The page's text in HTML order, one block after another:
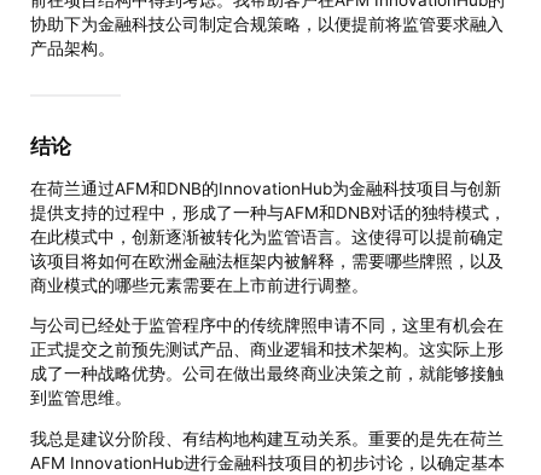
协助下为金融科技公司制定合规策略，以便提前将监管要求融入
产品架构。
结论
在荷兰通过AFM和DNB的InnovationHub为金融科技项目与创新
提供支持的过程中，形成了一种与AFM和DNB对话的独特模式，
在此模式中，创新逐渐被转化为监管语言。这使得可以提前确定
该项目将如何在欧洲金融法框架内被解释，需要哪些牌照，以及
商业模式的哪些元素需要在上市前进行调整。
与公司已经处于监管程序中的传统牌照申请不同，这里有机会在
正式提交之前预先测试产品、商业逻辑和技术架构。这实际上形
成了一种战略优势。公司在做出最终商业决策之前，就能够接触
到监管思维。
我总是建议分阶段、有结构地构建互动关系。重要的是先在荷兰
AFM InnovationHub进行金融科技项目的初步讨论，以确定基本